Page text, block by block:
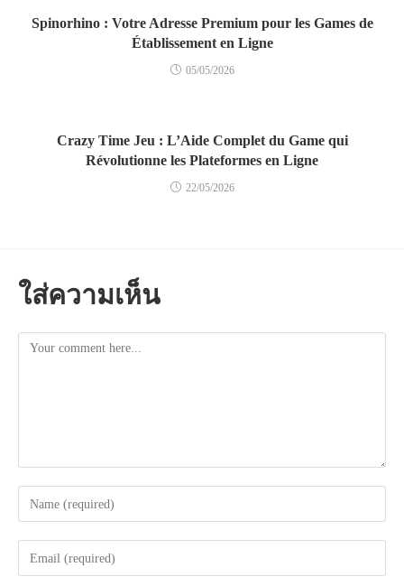
Spinorhino : Votre Adresse Premium pour les Games de
Établissement en Ligne
05/05/2026
Crazy Time Jeu : L’Aide Complet du Game qui
Révolutionne les Plateformes en Ligne
22/05/2026
ใส่ความเห็น
Comment
username